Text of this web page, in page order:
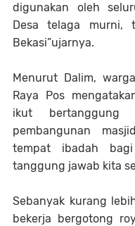
digunakan oleh
Desa telaga murni,
Bekasi”ujarnya.
Menurut Dalim,
Raya Pos
ikut bertanggung
pembangunan
tempat ibadah
tanggung jawab kita
Sebanyak kurang
bekerja bergotong